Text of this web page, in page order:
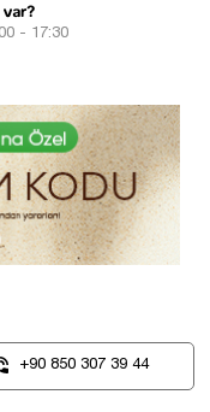
var?
- 17:30
+90 850 307 39 44